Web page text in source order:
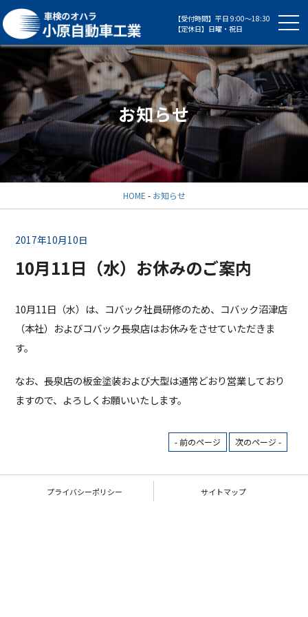
【受付時間】平日 9:00～18:30
【定休日】日曜・祝日
お知らせ
HOME - お知らせ
2017年10月10日
10月11日（水）お休みのご案内
10月11日（水）は、コバック社員研修のため、コバック沼津店
（本社）およびコバック長泉店はお休みをさせていただきま
す。
なお、長泉店の板金塗装および大型は通常どおり営業しており
ますので、よろしくお願いいたします。
- 前のページ 次のページ -
プライバシーポリシー サイトマップ